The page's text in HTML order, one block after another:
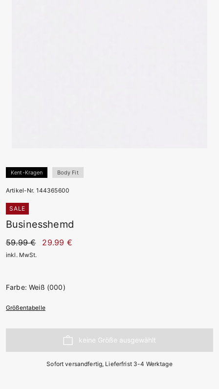
Kent-Kragen Body Fit
Artikel-Nr. 144365600
SALE
Businesshemd
59.99 € 29.99 €
inkl. MwSt.
Farbe: Weiß (000)
Größentabelle
Sofort versandfertig, Lieferfrist 3-4 Werktage